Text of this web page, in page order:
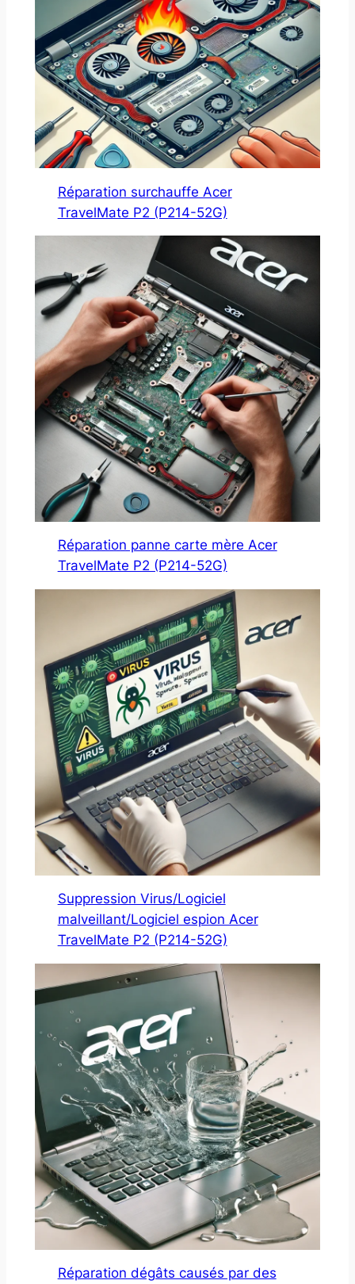
Réparation surchauffe Acer
TravelMate P2 (P214-52G)
Réparation panne carte mère Acer
TravelMate P2 (P214-52G)
Suppression Virus/Logiciel
malveillant/Logiciel espion Acer
TravelMate P2 (P214-52G)
Réparation dégâts causés par des